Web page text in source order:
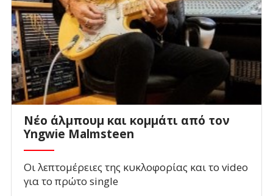
Νέο άλμπουμ και κομμάτι από τον
Yngwie Malmsteen
Οι λεπτομέρειες της κυκλοφορίας και το video
για το πρώτο single